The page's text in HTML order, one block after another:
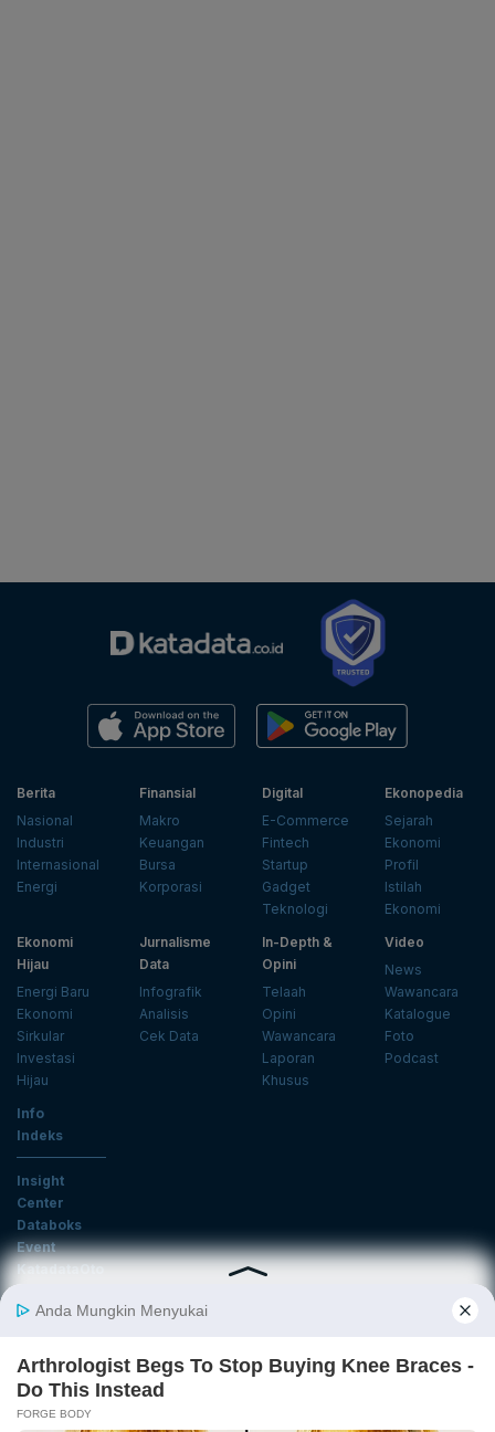
Berita
Nasional
Industri
Internasional
Energi
Finansial
Makro
Keuangan
Bursa
Korporasi
Digital
E-Commerce
Fintech
Startup
Gadget
Teknologi
Ekonopedia
Sejarah
Ekonomi
Profil
Istilah
Ekonomi
Ekonomi
Hijau
Energi Baru
Ekonomi
Sirkular
Investasi
Hijau
Jurnalisme
Data
Infografik
Analisis
Cek Data
In-Depth &
Opini
Telaah
Opini
Wawancara
Laporan
Khusus
Video
News
Wawancara
Katalogue
Foto
Podcast
Info
Indeks
Insight
Center
Databoks
Event
KatadataOto
Email
Daftar